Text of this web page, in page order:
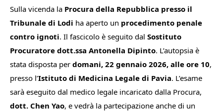
Sulla vicenda la Procura della Repubblica presso il
Tribunale di Lodi ha aperto un procedimento penale
contro ignoti. Il fascicolo è seguito dal Sostituto
Procuratore dott.ssa Antonella Dipinto. L’autopsia è
stata disposta per domani, 22 gennaio 2026, alle ore 10,
presso l’Istituto di Medicina Legale di Pavia. L’esame
sarà eseguito dal medico legale incaricato dalla Procura,
dott. Chen Yao, e vedrà la partecipazione anche di un